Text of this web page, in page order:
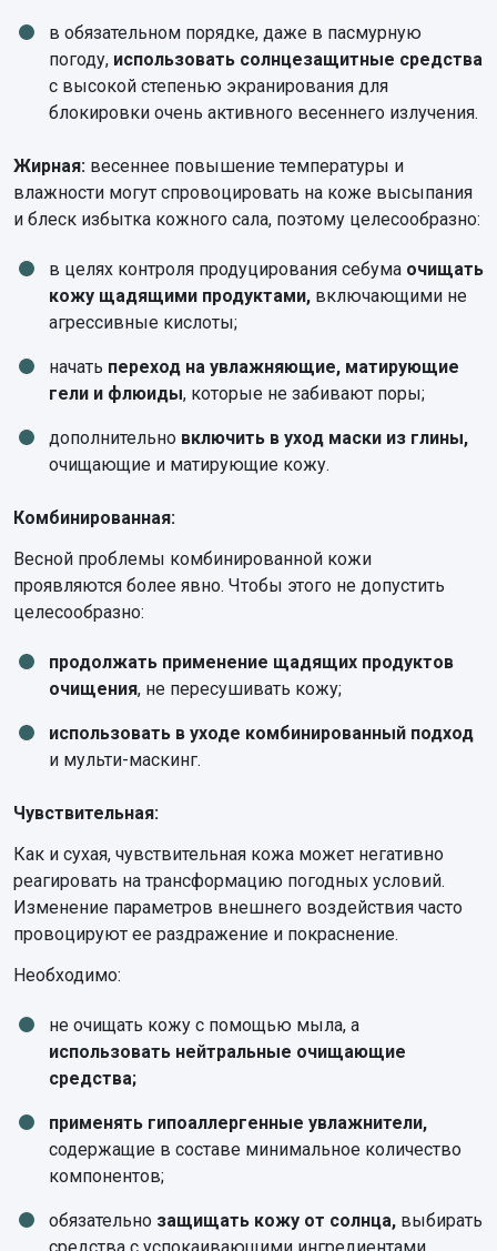
в обязательном порядке, даже в пасмурную
погоду, использовать солнцезащитные средства
с высокой степенью экранирования для
блокировки очень активного весеннего излучения.
Жирная: весеннее повышение температуры и
влажности могут спровоцировать на коже высыпания
и блеск избытка кожного сала, поэтому целесообразно:
в целях контроля продуцирования себума очищать
кожу щадящими продуктами, включающими не
агрессивные кислоты;
начать переход на увлажняющие, матирующие
гели и флюиды, которые не забивают поры;
дополнительно включить в уход маски из глины,
очищающие и матирующие кожу.
Комбинированная:
Весной проблемы комбинированной кожи
проявляются более явно. Чтобы этого не допустить
целесообразно:
продолжать применение щадящих продуктов
очищения, не пересушивать кожу;
использовать в уходе комбинированный подход
и мульти-маскинг.
Чувствительная:
Как и сухая, чувствительная кожа может негативно
реагировать на трансформацию погодных условий.
Изменение параметров внешнего воздействия часто
провоцируют ее раздражение и покраснение.
Необходимо:
не очищать кожу с помощью мыла, а
использовать нейтральные очищающие
средства;
применять гипоаллергенные увлажнители,
содержащие в составе минимальное количество
компонентов;
обязательно защищать кожу от солнца, выбирать
средства с успокаивающими ингредиентами,